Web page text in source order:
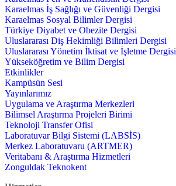
Karaelmas İş Sağlığı ve Güvenliği Dergisi
Karaelmas Sosyal Bilimler Dergisi
Türkiye Diyabet ve Obezite Dergisi
Uluslararası Diş Hekimliği Bilimleri Dergisi
Uluslararası Yönetim İktisat ve İşletme Dergisi
Yükseköğretim ve Bilim Dergisi
Etkinlikler
Kampüsün Sesi
Yayınlarımız
Uygulama ve Araştırma Merkezleri
Bilimsel Araştırma Projeleri Birimi
Teknoloji Transfer Ofisi
Laboratuvar Bilgi Sistemi (LABSİS)
Merkez Laboratuvaru (ARTMER)
Veritabanı & Araştırma Hizmetleri
Zonguldak Teknokent